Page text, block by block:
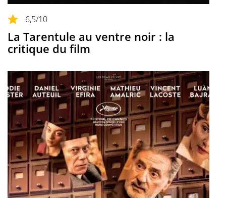
6,5/10
La Tarentule au ventre noir : la
critique du film